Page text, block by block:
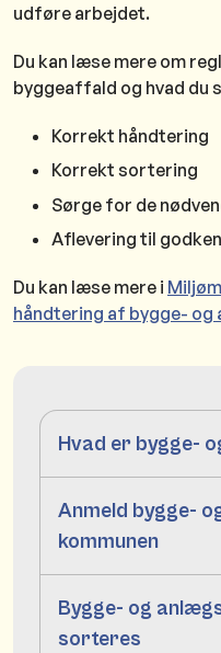
udføre arbejdet.
Du kan læse mere om
byggeaffald og hvad du
Korrekt håndtering
Korrekt sortering
Sørge for de
Aflevering til
Du kan læse mere i
håndtering af bygge-
Hvad er bygge-
Anmeld bygge-
kommunen
Bygge- og
sorteres